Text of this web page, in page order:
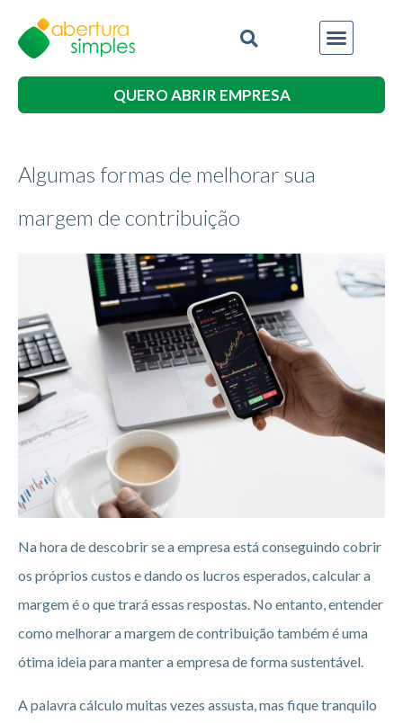
QUERO ABRIR EMPRESA
Algumas formas de melhorar sua
margem de contribuição
Na hora de descobrir se a empresa está conseguindo cobrir
os próprios custos e dando os lucros esperados, calcular a
margem é o que trará essas respostas. No entanto, entender
como melhorar a margem de contribuição também é uma
ótima ideia para manter a empresa de forma sustentável.
A palavra cálculo muitas vezes assusta, mas fique tranquilo